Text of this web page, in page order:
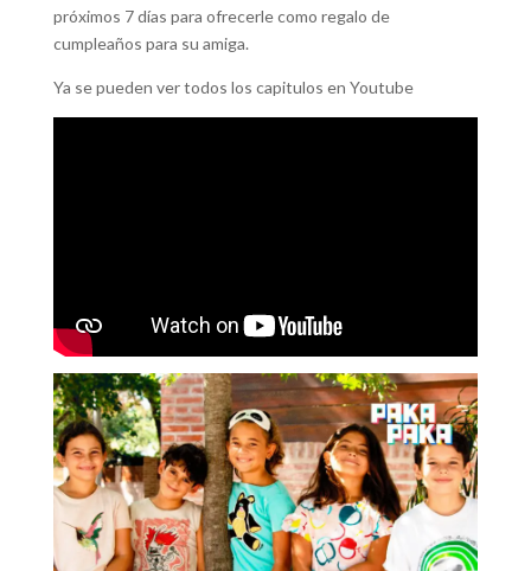
próximos 7 días para ofrecerle como regalo de
cumpleaños para su amiga.
Ya se pueden ver todos los capitulos en Youtube